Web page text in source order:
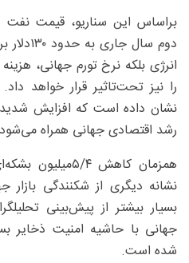
براساس این سناریو، قیمت
دوم سال
انرژی بلکه نرخ تورم جهانی،
را نیز تحت‌تاثیر قرار خواهد
نشان داده است که افزایش
رشد اقتصادی جهانی همراه
همزمان کاهش ۵/
نشانه دیگری از شکنندگی
بسیار بیشتر از پیش‌بینی
جهانی با حاشیه امنیت ذخایر
شده است.